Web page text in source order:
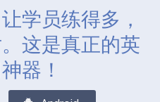
学员练得多，
这是真正的英
器！